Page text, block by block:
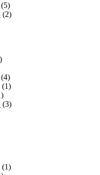
(5)
(2)
(4)
(1)
(3)
(1)